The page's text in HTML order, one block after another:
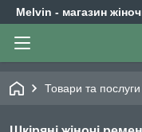
Melvin - магазин
Товари та послуги